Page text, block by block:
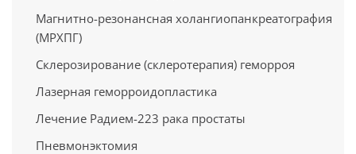
Магнитно-резонансная холангиопанкреатография
(МРХПГ)
Склерозирование (склеротерапия) геморроя
Лазерная геморроидопластика
Лечение Радием-223 рака простаты
Пневмонэктомия